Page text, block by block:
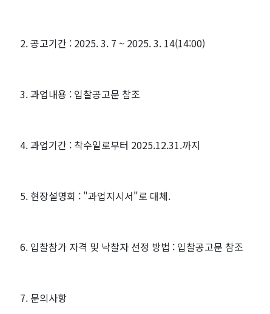
2. 공고기간 : 2025. 3. 7 ~ 2025. 3. 14(14:00)
3. 과업내용 : 입찰공고문 참조
4. 과업기간 : 착수일로부터 2025.12.31.까지
5. 현장설명회 : "과업지시서"로 대체.
6. 입찰참가 자격 및 낙찰자 선정 방법 : 입찰공고문 참조
7. 문의사항